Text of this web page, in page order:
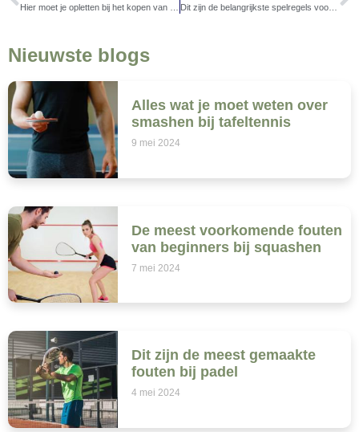
Dit zijn de belangrijkste spelregels voor het serveren bij badminton
Nieuwste blogs
Alles wat je moet weten over
smashen bij tafeltennis
9 mei 2024
De meest voorkomende fouten
van beginners bij squashen
7 mei 2024
Dit zijn de meest gemaakte
fouten bij padel
4 mei 2024